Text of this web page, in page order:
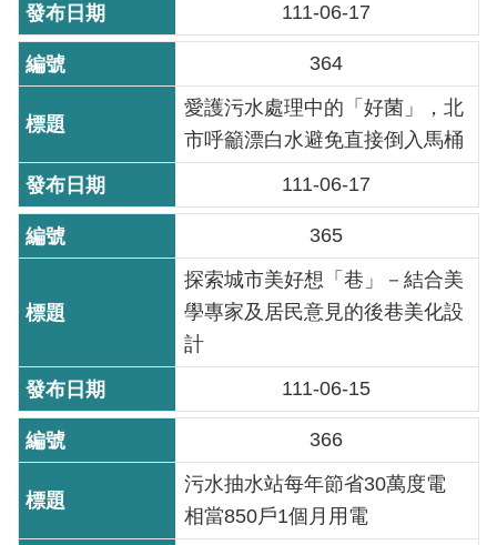
務
資
訊
政
資
訊
公
開
重
業
務
廉
政
111-06-17
364
愛護污水處理中的「好菌」，北
市呼籲漂白水避免直接倒入馬桶
111-06-17
365
探索城市美好想「巷」－結合美
學專家及居民意見的後巷美化設
計
111-06-15
366
污水抽水站每年節省30萬度電
相當850戶1個月用電